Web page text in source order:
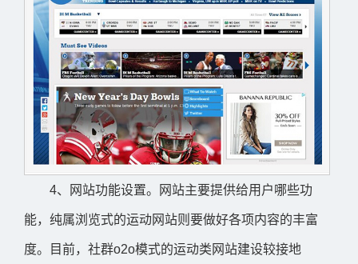
4、网站功能设置。网站主要提供给用户哪些功
能，纯属浏览式的运动网站则要做好各项内容的丰富
度。目前，社群o2o模式的运动类网站建设较接地